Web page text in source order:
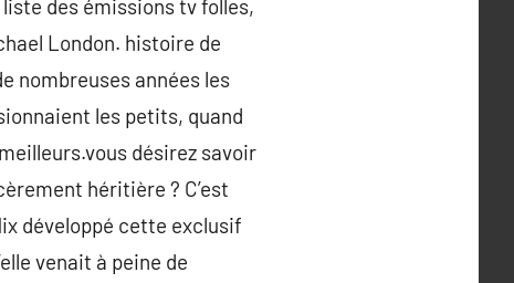
des émissions tv folles,
London. histoire de
nombreuses années les
les petits, quand
désirez savoir
héritière ? C’est
développé cette exclusif
venait à peine de